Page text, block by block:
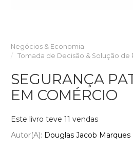
Negócios & Economia
Tomada de Decisão & Solução de
SEGURANÇA
EM COMÉRCIO
Este livro teve 11 vendas
Autor(a): Douglas Jacob Marques